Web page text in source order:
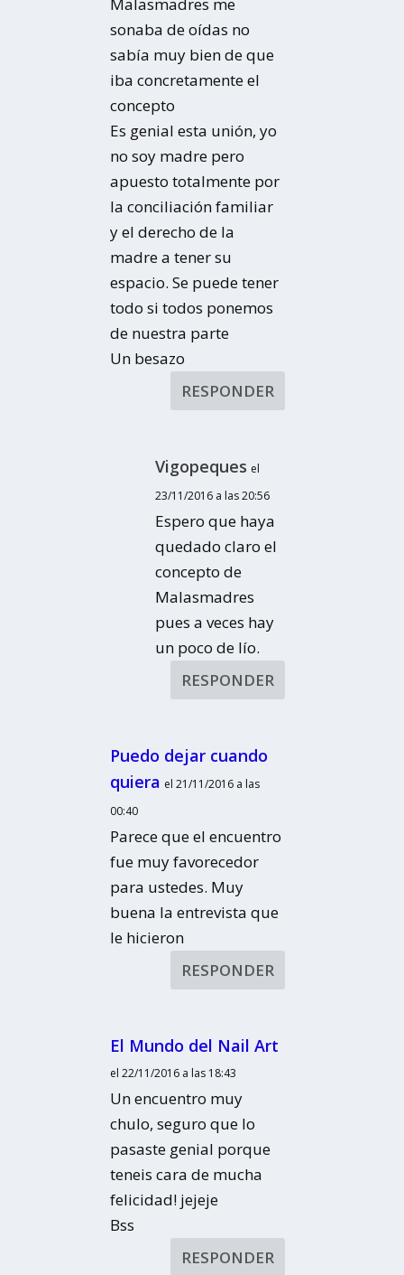
Malasmadres me
sonaba de oídas no
sabía muy bien de que
iba concretamente el
concepto
Es genial esta unión, yo
no soy madre pero
apuesto totalmente por
la conciliación familiar
y el derecho de la
madre a tener su
espacio. Se puede tener
todo si todos ponemos
de nuestra parte
Un besazo
RESPONDER
Vigopeques el
23/11/2016 a las 20:56
Espero que haya
quedado claro el
concepto de
Malasmadres
pues a veces hay
un poco de lío.
RESPONDER
Puedo dejar cuando
quiera el 21/11/2016 a las
00:40
Parece que el encuentro
fue muy favorecedor
para ustedes. Muy
buena la entrevista que
le hicieron
RESPONDER
El Mundo del Nail Art
el 22/11/2016 a las 18:43
Un encuentro muy
chulo, seguro que lo
pasaste genial porque
teneis cara de mucha
felicidad! jejeje
Bss
RESPONDER